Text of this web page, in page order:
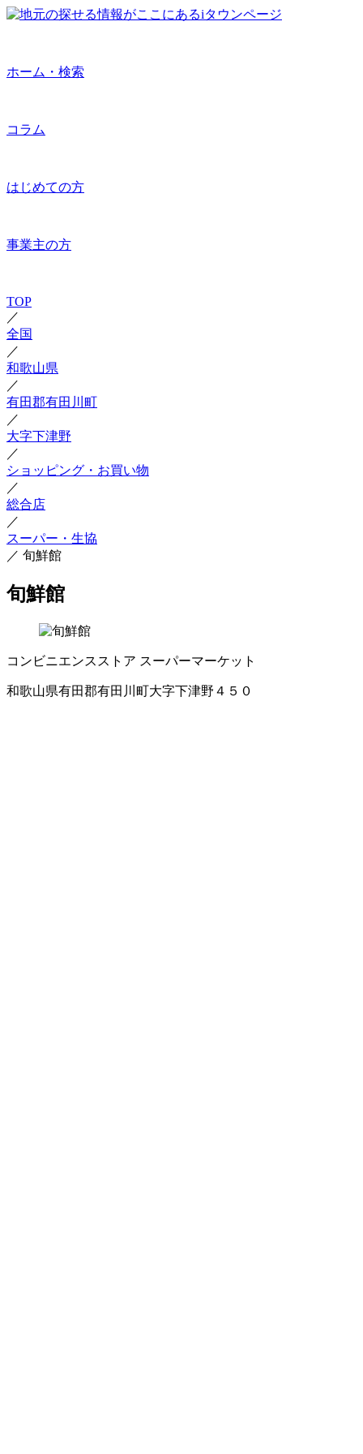
ホーム・検索
コラム
はじめての方
事業主の方
TOP
／
全国
／
和歌山県
／
有田郡有田川町
／
大字下津野
／
ショッピング・お買い物
／
総合店
／
スーパー・生協
／ 旬鮮館
旬鮮館
コンビニエンスストア スーパーマーケット
和歌山県有田郡有田川町大字下津野４５０